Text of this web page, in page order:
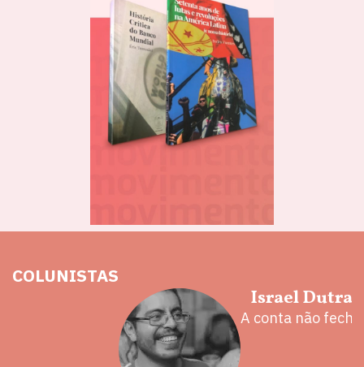
COLUNISTAS
Israel Dutra
A conta não fecha